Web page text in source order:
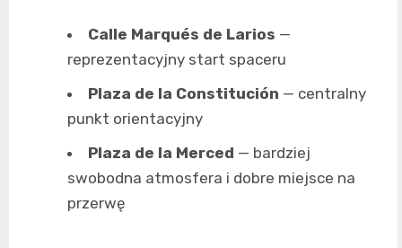
Calle Marqués de Larios —
reprezentacyjny start spaceru
Plaza de la Constitución — centralny
punkt orientacyjny
Plaza de la Merced — bardziej
swobodna atmosfera i dobre miejsce na
przerwę